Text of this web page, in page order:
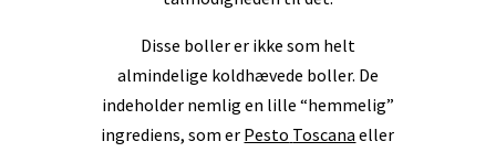
Disse boller er ikke som helt
almindelige koldhævede boller. De
indeholder nemlig en lille “hemmelig”
ingrediens, som er Pesto Toscana eller